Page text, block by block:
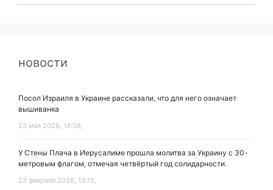
новости
Посол Израиля в Украине рассказали, что для него означает
вышиванка
23 мая 2026, 14:08,
У Стены Плача в Иерусалиме прошла молитва за Украину с 30-
метровым флагом, отмечая четвёртый год солидарности.
23 февраля 2026, 13:15,